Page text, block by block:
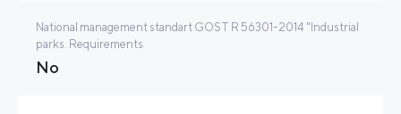
National management standart GOST R 56301-2014 "Industrial
parks. Requirements
No